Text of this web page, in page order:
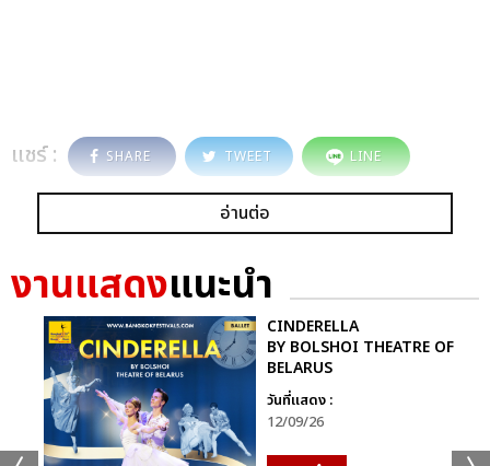
แชร์ : SHARE TWEET LINE
อ่านต่อ
งานแสดงแนะนำ
CINDERELLA
BY BOLSHOI THEATRE OF
BELARUS
วันที่แสดง :
12/09/26